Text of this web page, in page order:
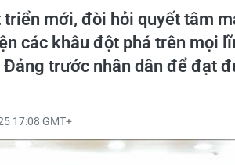
mới, đòi hỏi quyết tâm
các khâu đột phá trên mọi
Đảng trước nhân dân để đạt
17:08 GMT+